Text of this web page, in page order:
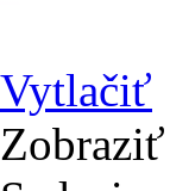
Vytlačiť